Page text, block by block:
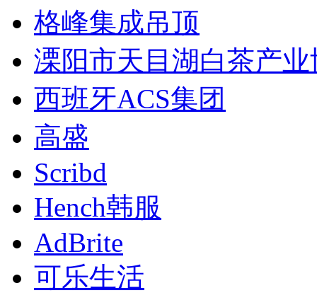
格峰集成吊顶
溧阳市天目湖白茶产业
西班牙ACS集团
高盛
Scribd
Hench韩服
AdBrite
可乐生活